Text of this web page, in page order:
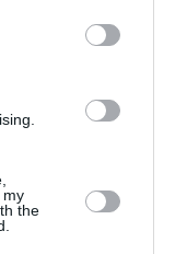
my
the